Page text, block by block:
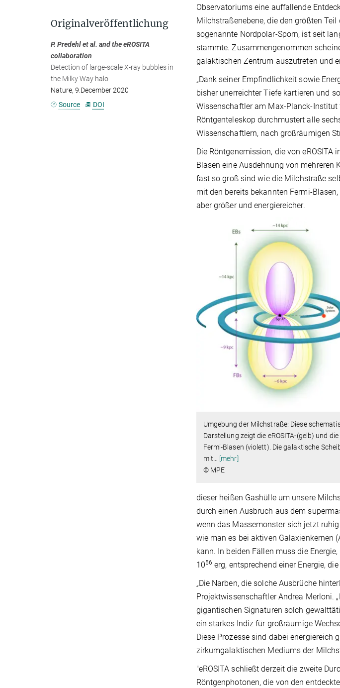
Observatoriums eine auffallende
Milchstraßenebene, die den größten
sogenannte Nordpolar-Sporn, ist seit
stammte. Zusammengenommen
galaktischen Zentrum auszutreten und
„Dank seiner Empfindlichkeit sowie
bisher unerreichter Tiefe kartieren und
Wissenschaftler am Max-Planck-Institut
Röntgenteleskop durchmustert alle
Wissenschaftlern, nach großräumigen
Die Röntgenemission, die von
Blasen eine Ausdehnung von
fast so groß sind wie die Milchstraße
mit den bereits bekannten Fermi-
aber größer und energiereicher.
Umgebung der Milchstraße: Diese
Darstellung zeigt die eROSITA-(gelb) und die
Fermi-Blasen (violett). Die galaktische
mit
[mehr]
© MPE
dieser heißen Gashülle um unsere
durch einen Ausbruch aus dem
wenn das Massemonster sich jetzt
wie man es bei aktiven Galaxienkernen
kann. In beiden Fällen muss die
1056 erg, entsprechend einer Energie,
„Die Narben, die solche Ausbrüche
Projektwissenschaftler Andrea Merloni.
gigantischen Signaturen solch
ein starkes Indiz für großräumige
Diese Prozesse sind dabei energiereich
zirkumgalaktischen Mediums der
"eROSITA schließt derzeit die zweite
Röntgenphotonen, die von den
Originalveröffentlichung
P. Predehl et al. and the eROSITA
collaboration
Detection of large-scale X-ray bubbles in
the Milky Way halo
Nature, 9.December 2020
Source
DOI